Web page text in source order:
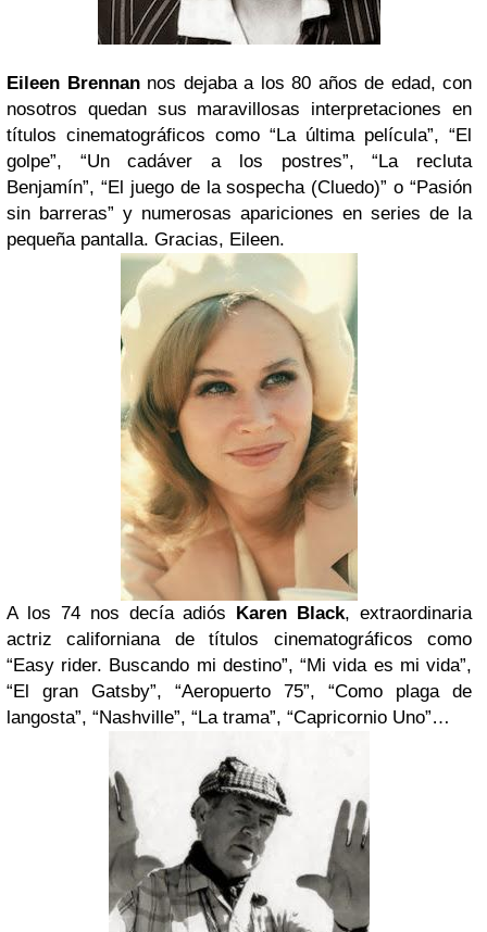
Eileen Brennan nos dejaba a los 80 años de edad, con
nosotros quedan sus maravillosas interpretaciones en
títulos cinematográficos como “La última película”, “El
golpe”, “Un cadáver a los postres”, “La recluta
Benjamín”, “El juego de la sospecha (Cluedo)” o “Pasión
sin barreras” y numerosas apariciones en series de la
pequeña pantalla. Gracias, Eileen.
A los 74 nos decía adiós Karen Black, extraordinaria
actriz californiana de títulos cinematográficos como
“Easy rider. Buscando mi destino”, “Mi vida es mi vida”,
“El gran Gatsby”, “Aeropuerto 75”, “Como plaga de
langosta”, “Nashville”, “La trama”, “Capricornio Uno”…